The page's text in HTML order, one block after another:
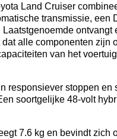
Land Cruiser
transmissie,
dat alle componenten
van het
responsiever stoppen
soortgelijke 48-volt
7.6 kg en bevindt